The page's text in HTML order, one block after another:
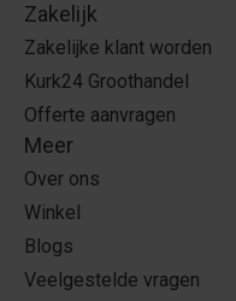
Zakelijk
Zakelijke klant worden
Kurk24 Groothandel
Offerte aanvragen
Meer
Over ons
Winkel
Blogs
Veelgestelde vragen